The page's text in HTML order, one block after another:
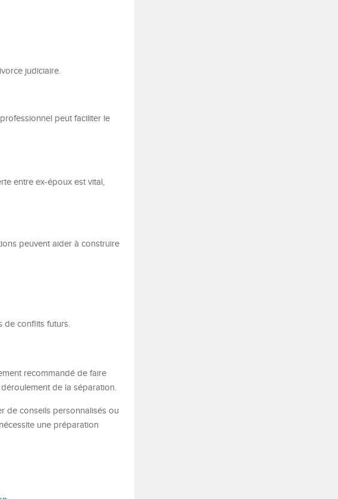
judiciaire.
peut faciliter le
entre ex-époux est vital,
peuvent aider à construire
de conflits futurs.
recommandé de faire
de la séparation.
de conseils personnalisés ou
une préparation